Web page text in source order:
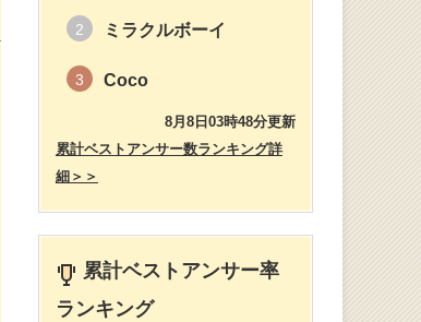
2 ミラクルボーイ
3 Coco
8月8日03時48分更新
累計ベストアンサー数ランキング詳
細＞＞
累計ベストアンサー率
ランキング